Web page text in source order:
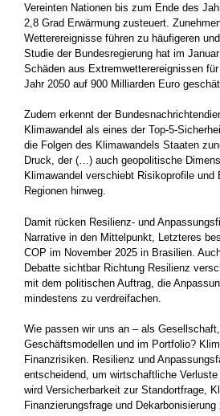
Vereinten Nationen bis zum Ende des
2,8 Grad Erwärmung zusteuert.
Wetterereignisse führen zu häufigeren
Studie der Bundesregierung hat im
Schäden aus Extremwetterereignissen
Jahr 2050 auf 900 Milliarden Euro
Zudem erkennt der
Klimawandel als eines der Top-5-
die Folgen des Klimawandels Staaten
Druck, der (…) auch geopolitische
Klimawandel verschiebt Risikoprofile und
Regionen hinweg.
Damit rücken Resilienz- und
Narrative in den Mittelpunkt, Letzteres
COP im November 2025 in Brasilien.
Debatte sichtbar Richtung Resilienz
mit dem politischen Auftrag, die
mindestens zu verdreifachen.
Wie passen wir uns an – als
Geschäftsmodellen und im Portfolio?
Finanzrisiken. Resilienz und
entscheidend, um wirtschaftliche
wird Versicherbarkeit zur Standortfrage,
Finanzierungsfrage und